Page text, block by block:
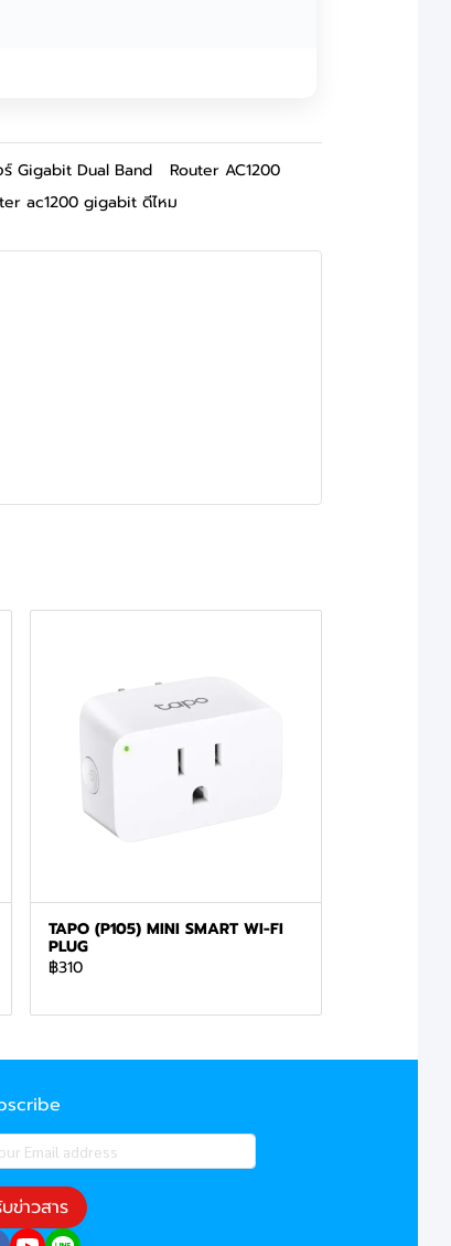
ร์ Gigabit Dual Band
Router AC1200
ac1200 gigabit ดีไหม
TAPO (P105) MINI SMART WI-FI
PLUG
฿310
ข่าวสาร